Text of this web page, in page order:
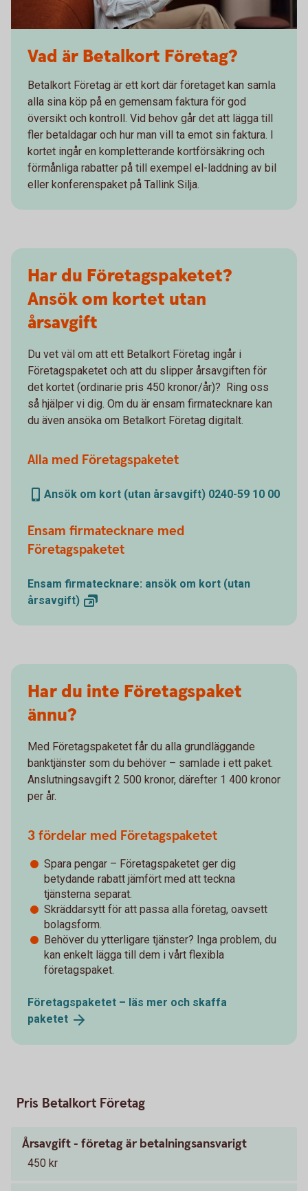
Vad är Betalkort Företag?
Betalkort Företag är ett kort där företaget kan samla
alla sina köp på en gemensam faktura för god
översikt och kontroll. Vid behov går det att lägga till
fler betaldagar och hur man vill ta emot sin faktura. I
kortet ingår en kompletterande kortförsäkring och
förmånliga rabatter på till exempel el-laddning av bil
eller konferenspaket på Tallink Silja.
Har du Företagspaketet?
Ansök om kortet utan
årsavgift
Du vet väl om att ett Betalkort Företag ingår i
Företagspaketet och att du slipper årsavgiften för
det kortet (ordinarie pris 450 kronor/år)? Ring oss
så hjälper vi dig. Om du är ensam firmatecknare kan
du även ansöka om Betalkort Företag digitalt.
Alla med Företagspaketet
Ansök om kort (utan årsavgift) 0240-59 10 00
Ensam firmatecknare med
Företagspaketet
Ensam firmatecknare: ansök om kort (utan
årsavgift)
Har du inte Företagspaket
ännu?
Med Företagspaketet får du alla grundläggande
banktjänster som du behöver – samlade i ett paket.
Anslutningsavgift 2 500 kronor, därefter 1 400 kronor
per år.
3 fördelar med Företagspaketet
Spara pengar – Företagspaketet ger dig
betydande rabatt jämfört med att teckna
tjänsterna separat.
Skräddarsytt för att passa alla företag, oavsett
bolagsform.
Behöver du ytterligare tjänster? Inga problem, du
kan enkelt lägga till dem i vårt flexibla
företagspaket.
Företagspaketet – läs mer och skaffa
paketet
Pris Betalkort Företag
Årsavgift - företag är betalningsansvarigt
450 kr